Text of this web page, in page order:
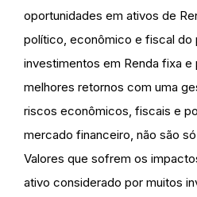
oportunidades em ativos de
político, econômico e fiscal do
investimentos em Renda fixa
melhores retornos com uma
riscos econômicos, fiscais e
mercado financeiro, não são
Valores que sofrem os
ativo considerado por muitos